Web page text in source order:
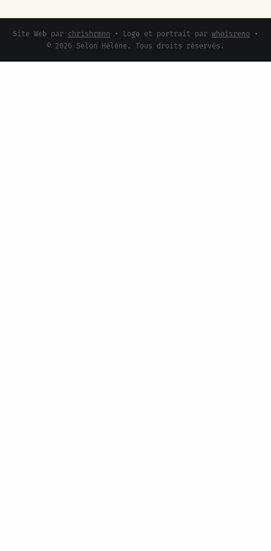
Site Web par chrishrmnn • Logo et portrait par whoisreno •
© 2026 Selon Hélène. Tous droits réservés.